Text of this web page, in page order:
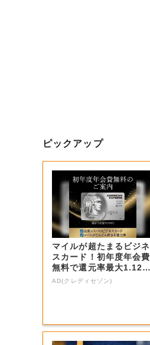
ピックアップ
マイルが超たまるビジネ
スカード！初年度年会費
無料で還元率最大1.12
5%
AD(クレディセゾン)